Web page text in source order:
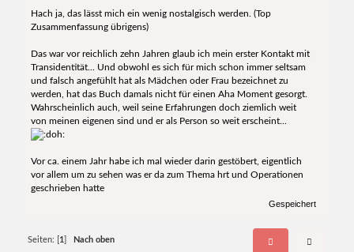
Hach ja, das lässt mich ein wenig nostalgisch werden. (Top
Zusammenfassung übrigens)
Das war vor reichlich zehn Jahren glaub ich mein erster Kontakt mit
Transidentität... Und obwohl es sich für mich schon immer seltsam
und falsch angefühlt hat als Mädchen oder Frau bezeichnet zu
werden, hat das Buch damals nicht für einen Aha Moment gesorgt.
Wahrscheinlich auch, weil seine Erfahrungen doch ziemlich weit
von meinen eigenen sind und er als Person so weit erscheint...
Vor ca. einem Jahr habe ich mal wieder darin gestöbert, eigentlich
vor allem um zu sehen was er da zum Thema hrt und Operationen
geschrieben hatte
Gespeichert
Seiten: [ 1 Nach oben